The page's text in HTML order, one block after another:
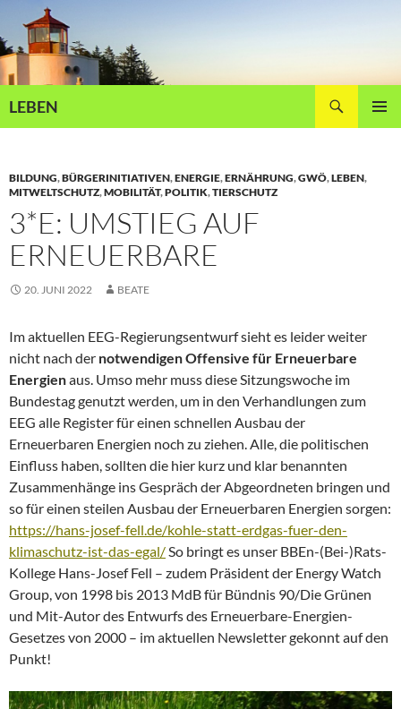
Inhalt
springen
LEBEN
BILDUNG,BÜRGERINITIATIVEN,ENERGIE,ERNÄHRUNG,GWÖ,LEBEN,
MITWELTSCHUTZ,MOBILITÄT,POLITIK,TIERSCHUTZ
3*E: UMSTIEG AUF
ERNEUERBARE
20. JUNI 2022 BEATE
Im aktuellen EEG-Regierungsentwurf sieht es leider weiter
nicht nach der notwendigen Offensive für Erneuerbare
Energienaus. Umso mehr muss diese Sitzungswoche im
Bundestag genutzt werden, um in den Verhandlungen zum
EEG alle Register für einen schnellen Ausbau der
Erneuerbaren Energien noch zu ziehen. Alle, die politischen
Einfluss haben, sollten die hier kurz und klar benannten
Zusammenhänge ins Gespräch der Abgeordneten bringen und
so für einen steilen Ausbau der Erneuerbaren Energien sorgen:
https://hans-josef-fell.de/kohle-statt-erdgas-fuer-den-
klimaschutz-ist-das-egal/So bringt es unser BBEn-(Bei-)Rats-
Kollege Hans-Josef Fell – zudem Präsident der Energy Watch
Group, von 1998 bis 2013 MdB für Bündnis 90/Die Grünen
und Mit-Autor des Entwurfs des Erneuerbare-Energien-
Gesetzes von 2000 – im aktuellen Newsletter gekonnt auf den
Punkt!